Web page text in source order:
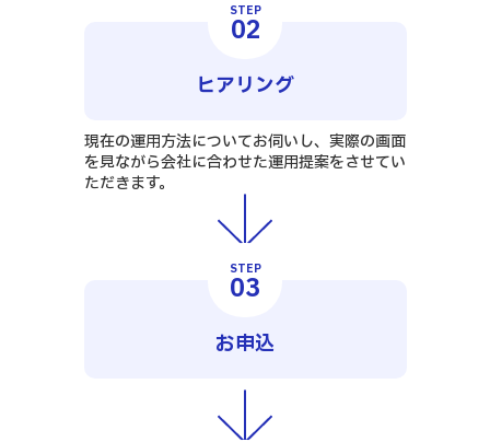
STEP
02
ヒアリング
現在の運用方法についてお伺いし、実際の画面
を見ながら会社に合わせた運用提案をさせてい
ただきます。
STEP
03
お申込